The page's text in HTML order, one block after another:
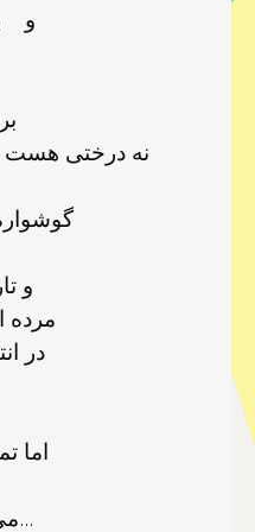
و
نه درختی هست
و
در
اما
مي بارد، مي پوشاند هنوز...